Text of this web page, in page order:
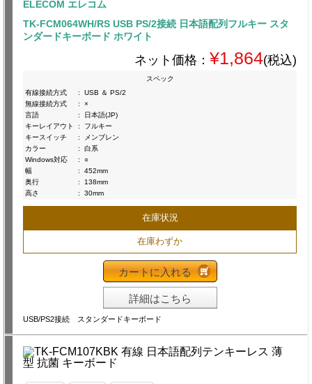
ELECOM エレコム
TK-FCM064WH/RS USB PS/2接続 日本語配列フルキー スタ
ンダードキーボード ホワイト
ネット価格： ¥1,864(税込)
スペック
有線接続方式
:
USB ＆ PS/2
無線接続方式
:
×
言語
:
日本語(JP)
キーレイアウト
:
フルキー
キースイッチ
:
メンブレン
カラー
:
白系
Windows対応
:
○
幅
:
452mm
奥行
:
138mm
高さ
: 30mm
在庫状況
在庫わずか
カートに入れる
詳細はこちら
USB/PS2接続 スタンダードキーボード